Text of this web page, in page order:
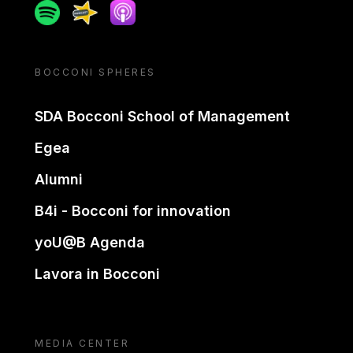
SpotifySpreakerApple podcast
BOCCONI SPHERES
SDA Bocconi School of Management
Egea
Alumni
B4i - Bocconi for innovation
yoU@B Agenda
Lavora in Bocconi
MEDIA CENTER